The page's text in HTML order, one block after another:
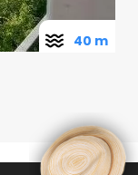
40 m